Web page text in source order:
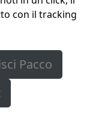
con il tracking
Pacco